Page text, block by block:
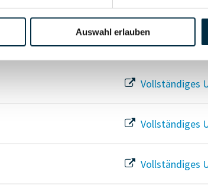
Auswahl erlauben
Vollständiges
Vollständiges
Vollständiges